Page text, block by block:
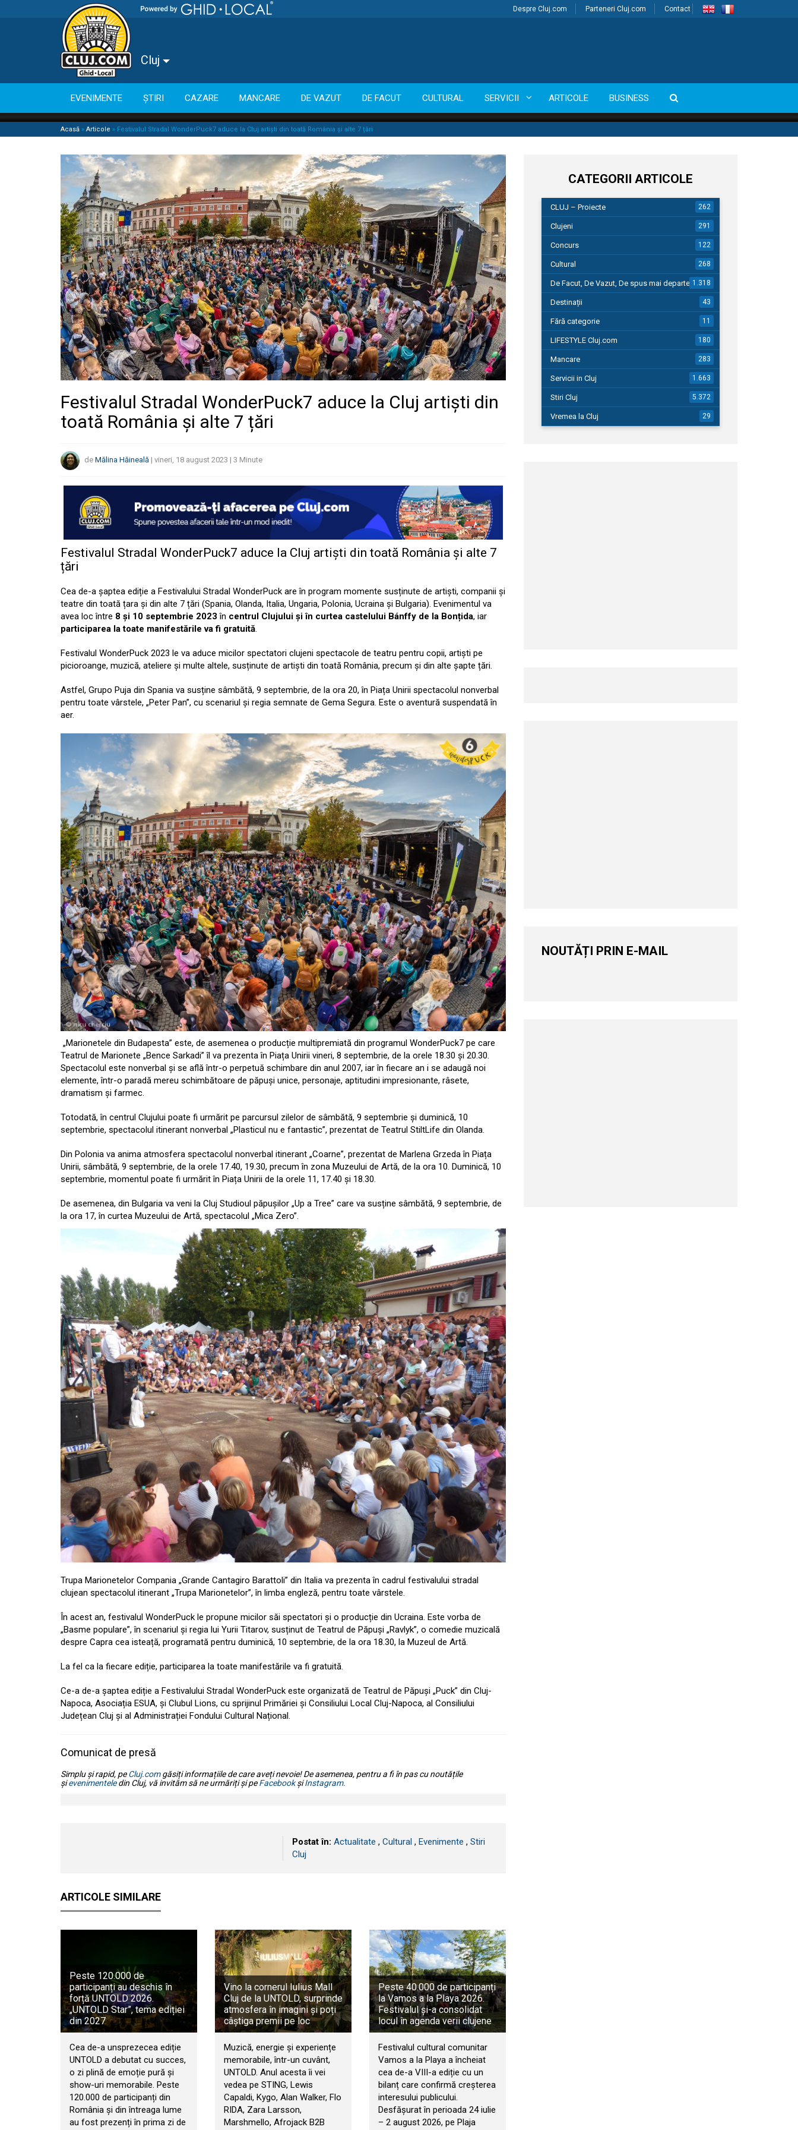
Despre Cluj.com Parteneri Cluj.com Contact
Cluj
EVENIMENTE ȘTIRI CAZARE MANCARE DE VAZUT DE FACUT CULTURAL SERVICII ARTICOLE BUSINESS
Acasă » Articole » Festivalul Stradal WonderPuck7 aduce la Cluj artiști din toată România și alte 7 țări
Festivalul Stradal WonderPuck7 aduce la Cluj artiști din
toată România și alte 7 țări
de Mălina Hăineală | vineri, 18 august 2023 | 3 Minute
Festivalul Stradal WonderPuck7 aduce la Cluj artiști din toată România și alte 7
țări
Cea de-a șaptea ediție a Festivalului Stradal WonderPuck are în program momente susținute de artiști, companii și
teatre din toată țara și din alte 7 țări (Spania, Olanda, Italia, Ungaria, Polonia, Ucraina și Bulgaria). Evenimentul va
avea loc între 8 și 10 septembrie 2023 în centrul Clujului și în curtea castelului Bánffy de la Bonțida, iar
participarea la toate manifestările va fi gratuită.
Festivalul WonderPuck 2023 le va aduce micilor spectatori clujeni spectacole de teatru pentru copii, artiști pe
picioroange, muzică, ateliere și multe altele, susținute de artiști din toată România, precum și din alte șapte țări.
Astfel, Grupo Puja din Spania va susține sâmbătă, 9 septembrie, de la ora 20, în Piața Unirii spectacolul nonverbal
pentru toate vârstele, „Peter Pan”, cu scenariul și regia semnate de Gema Segura. Este o aventură suspendată în
aer.
„Marionetele din Budapesta” este, de asemenea o producție multipremiată din programul WonderPuck7 pe care
Teatrul de Marionete „Bence Sarkadi” îl va prezenta în Piața Unirii vineri, 8 septembrie, de la orele 18.30 și 20.30.
Spectacolul este nonverbal și se află într-o perpetuă schimbare din anul 2007, iar în fiecare an i se adaugă noi
elemente, într-o paradă mereu schimbătoare de păpuși unice, personaje, aptitudini impresionante, râsete,
dramatism și farmec.
Totodată, în centrul Clujului poate fi urmărit pe parcursul zilelor de sâmbătă, 9 septembrie și duminică, 10
septembrie, spectacolul itinerant nonverbal „Plasticul nu e fantastic”, prezentat de Teatrul StiltLife din Olanda.
Din Polonia va anima atmosfera spectacolul nonverbal itinerant „Coarne”, prezentat de Marlena Grzeda în Piața
Unirii, sâmbătă, 9 septembrie, de la orele 17.40, 19.30, precum în zona Muzeului de Artă, de la ora 10. Duminică, 10
septembrie, momentul poate fi urmărit în Piața Unirii de la orele 11, 17.40 și 18.30.
De asemenea, din Bulgaria va veni la Cluj Studioul păpușilor „Up a Tree” care va susține sâmbătă, 9 septembrie, de
la ora 17, în curtea Muzeului de Artă, spectacolul „Mica Zero”.
Trupa Marionetelor Compania „Grande Cantagiro Barattoli” din Italia va prezenta în cadrul festivalului stradal
clujean spectacolul itinerant „Trupa Marionetelor”, în limba engleză, pentru toate vârstele.
În acest an, festivalul WonderPuck le propune micilor săi spectatori și o producție din Ucraina. Este vorba de
„Basme populare”, în scenariul și regia lui Yurii Titarov, susținut de Teatrul de Păpuși „Ravlyk”, o comedie muzicală
despre Capra cea isteață, programată pentru duminică, 10 septembrie, de la ora 18.30, la Muzeul de Artă.
La fel ca la fiecare ediție, participarea la toate manifestările va fi gratuită.
Ce-a de-a șaptea ediție a Festivalului Stradal WonderPuck este organizată de Teatrul de Păpuși „Puck” din Cluj-
Napoca, Asociația ESUA, și Clubul Lions, cu sprijinul Primăriei și Consiliului Local Cluj-Napoca, al Consiliului
Județean Cluj și al Administrației Fondului Cultural Național.
Comunicat de presă
Simplu și rapid, peCluj.comgăsiți informațiile de care aveți nevoie! De asemenea, pentru a fi în pas cu noutățile
șievenimenteledin Cluj, vă invităm să ne urmăriți și peFacebookșiInstagram.
Postat în: Actualitate , Cultural , Evenimente , Stiri
Cluj
ARTICOLE SIMILARE
Peste 120.000 de
participanți au deschis în
forță UNTOLD 2026.
„UNTOLD Star”, tema ediției
din 2027
Cea de-a unsprezecea ediție
UNTOLD a debutat cu succes,
o zi plină de emoție pură și
show-uri memorabile. Peste
120.000 de participanți din
România și din întreaga lume
au fost prezenți în prima zi de
Vino la cornerul Iulius Mall
Cluj de la UNTOLD, surprinde
atmosfera în imagini și poți
câștiga premii pe loc
Muzică, energie și experiențe
memorabile, într-un cuvânt,
UNTOLD. Anul acesta îi vei
vedea pe STING, Lewis
Capaldi, Kygo, Alan Walker, Flo
RIDA, Zara Larsson,
Marshmello, Afrojack B2B
Peste 40.000 de participanți
la Vamos a la Playa 2026.
Festivalul și-a consolidat
locul în agenda verii clujene
Festivalul cultural comunitar
Vamos a la Playa a încheiat
cea de-a VIII-a ediție cu un
bilanț care confirmă creșterea
interesului publicului.
Desfășurat în perioada 24 iulie
– 2 august 2026, pe Plaja
CATEGORII ARTICOLE
CLUJ – Proiecte 262
Clujeni 291
Concurs 122
Cultural 268
De Facut, De Vazut, De spus mai departe…1.318
Destinații 43
Fără categorie 11
LIFESTYLE Cluj.com 180
Mancare 283
Servicii in Cluj 1.663
Stiri Cluj 5.372
Vremea la Cluj 29
NOUTĂȚI PRIN E-MAIL